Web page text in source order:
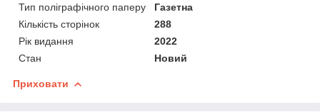
Тип поліграфічного паперу
Газетна
Кількість сторінок
288
Рік видання
2022
Стан
Новий
Приховати